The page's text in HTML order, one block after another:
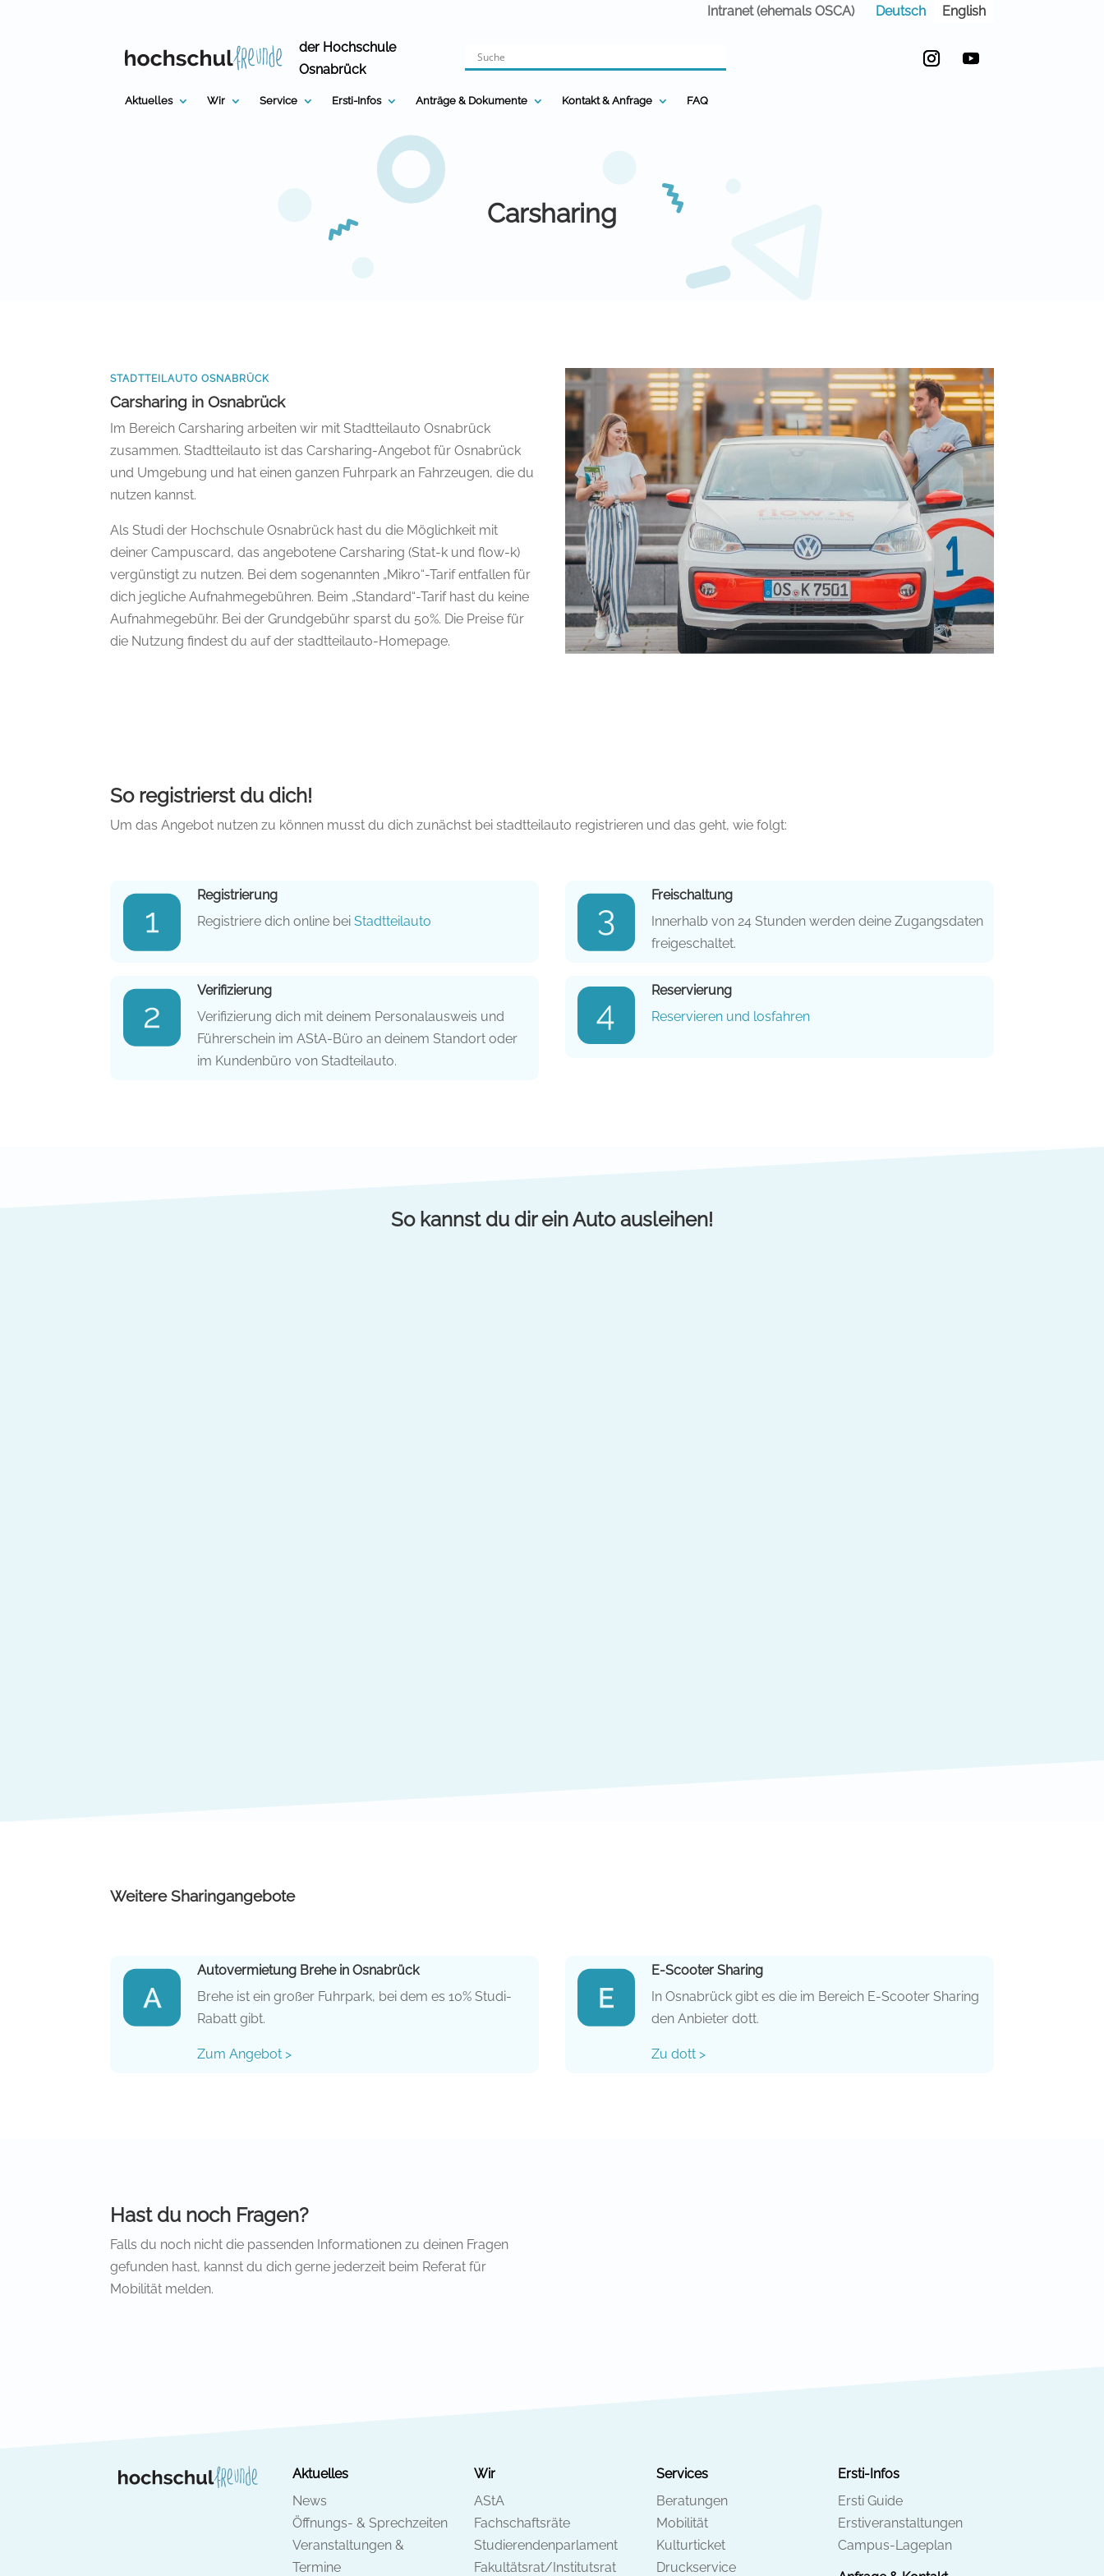
Intranet (ehemals OSCA) Deutsch English
der Hochschule
Osnabrück
Aktuelles Wir Service Ersti-Infos Anträge & Dokumente Kontakt & Anfrage FAQ
Carsharing
STADTTEILAUTO OSNABRÜCK
Carsharing in Osnabrück
Im Bereich Carsharing arbeiten wir mit Stadtteilauto Osnabrück
zusammen. Stadtteilauto ist das Carsharing-Angebot für Osnabrück
und Umgebung und hat einen ganzen Fuhrpark an Fahrzeugen, die du
nutzen kannst.
Als Studi der Hochschule Osnabrück hast du die Möglichkeit mit
deiner Campuscard, das angebotene Carsharing (Stat-k und flow-k)
vergünstigt zu nutzen. Bei dem sogenannten „Mikro“-Tarif entfallen für
dich jegliche Aufnahmegebühren. Beim „Standard“-Tarif hast du keine
Aufnahmegebühr. Bei der Grundgebühr sparst du 50%. Die Preise für
die Nutzung findest du auf der stadtteilauto-Homepage.
So registrierst du dich!
Um das Angebot nutzen zu können musst du dich zunächst bei stadtteilauto registrieren und das geht, wie folgt:
Registrierung
Registriere dich online bei Stadtteilauto
Verifizierung
Verifizierung dich mit deinem Personalausweis und
Führerschein im AStA-Büro an deinem Standort oder
im Kundenbüro von Stadteilauto.
Freischaltung
Innerhalb von 24 Stunden werden deine Zugangsdaten
freigeschaltet.
Reservierung
Reservieren und losfahren
So kannst du dir ein Auto ausleihen!
Weitere Sharingangebote
Autovermietung Brehe in Osnabrück
Brehe ist ein großer Fuhrpark, bei dem es 10% Studi-
Rabatt gibt.
Zum Angebot >
E-Scooter Sharing
In Osnabrück gibt es die im Bereich E-Scooter Sharing
den Anbieter dott.
Zu dott >
Hast du noch Fragen?
Falls du noch nicht die passenden Informationen zu deinen Fragen
gefunden hast, kannst du dich gerne jederzeit beim Referat für
Mobilität melden.
Aktuelles
News
Öffnungs- & Sprechzeiten
Veranstaltungen &
Termine
Wir
AStA
Fachschaftsräte
Studierendenparlament
Fakultätsrat/Institutsrat
Services
Beratungen
Mobilität
Kulturticket
Druckservice
Ersti-Infos
Ersti Guide
Erstiveranstaltungen
Campus-Lageplan